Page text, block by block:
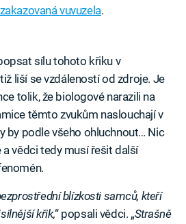
zakazovaná vuvuzela.
sílu tohoto křiku v
liší se vzdáleností od zdroje. Je
tolik, že biologové narazili na
těmto zvukům naslouchají v
by podle všeho ohluchnout… Nic
a vědci tedy musí řešit další
blízkosti samců, kteří
křik,“ popsali vědci. „Strašně